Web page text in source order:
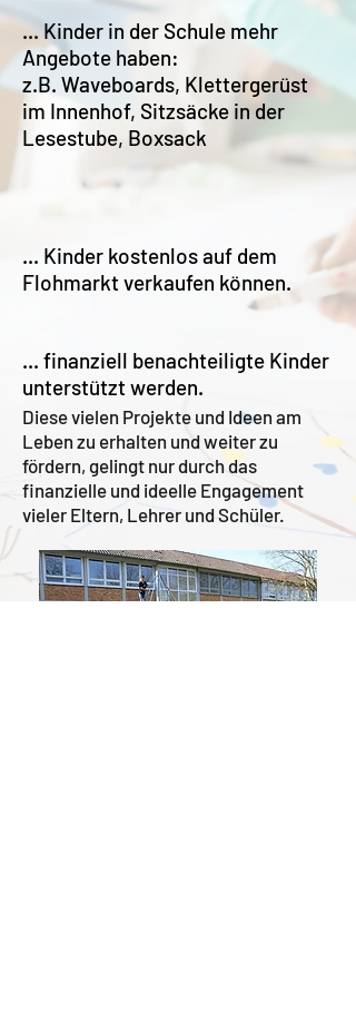
... Kinder in der Schule mehr
Angebote haben:
z.B. Waveboards, Klettergerüst
im Innenhof, Sitzsäcke in der
Lesestube, Boxsack
... Kinder kostenlos auf dem
Flohmarkt verkaufen können.
... finanziell benachteiligte Kinder
unterstützt werden.
Diese vielen Projekte und Ideen am
Leben zu erhalten und weiter zu
fördern, gelingt nur durch das
finanzielle und ideelle Engagement
vieler Eltern, Lehrer und Schüler.